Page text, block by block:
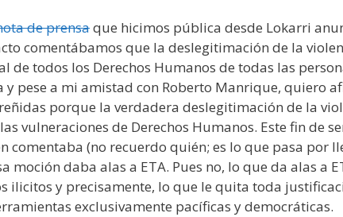
de prensaque hicimos pública desde Lokarri
comentábamos que la deslegitimación de la
de todos los Derechos Humanos de todas las
y pese a mi amistad con Roberto Manrique, quiero
porque la verdadera deslegitimación de la
vulneraciones de Derechos Humanos. Este fin de
comentaba (no recuerdo quién; es lo que pasa por
moción daba alas a ETA. Pues no, lo que da alas a
ilicitos y precisamente, lo que le quita toda
exclusivamente pacíficas y democráticas.